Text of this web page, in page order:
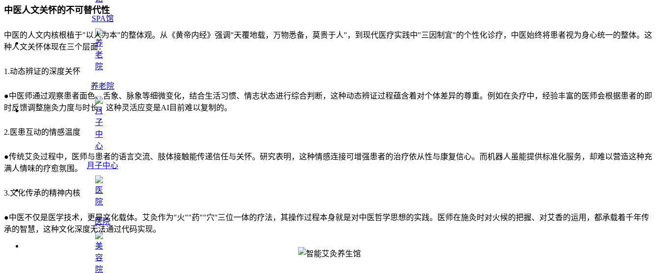
SPA馆
养老院
月子中心
医院
中医人文关怀的不可替代性
中医的人文内核根植于"以人为本"的整体观。从《黄帝内经》强调"天覆地载，万物悉备，莫贵于人"，到现代医疗实践中"三因制宜"的个性化诊疗，中医始终将患者视为身心统一的整体。这
种人文关怀体现在三个层面：
1.动态辨证的深度关怀
●中医师通过观察患者面色、舌象、脉象等细微变化，结合生活习惯、情志状态进行综合判断，这种动态辨证过程蕴含着对个体差异的尊重。例如在灸疗中，经验丰富的医师会根据患者的即
时反馈调整施灸力度与时长，这种灵活应变是AI目前难以复制的。
2.医患互动的情感温度
●传统艾灸过程中，医师与患者的语言交流、肢体接触能传递信任与关怀。研究表明，这种情感连接可增强患者的治疗依从性与康复信心。而机器人虽能提供标准化服务，却难以营造这种充
满人情味的疗愈氛围。
3.文化传承的精神内核
●中医不仅是医学技术，更是文化载体。艾灸作为"火""药""穴"三位一体的疗法，其操作过程本身就是对中医哲学思想的实践。医师在施灸时对火候的把握、对艾香的运用，都承载着千年传
承的智慧，这种文化深度无法通过代码实现。